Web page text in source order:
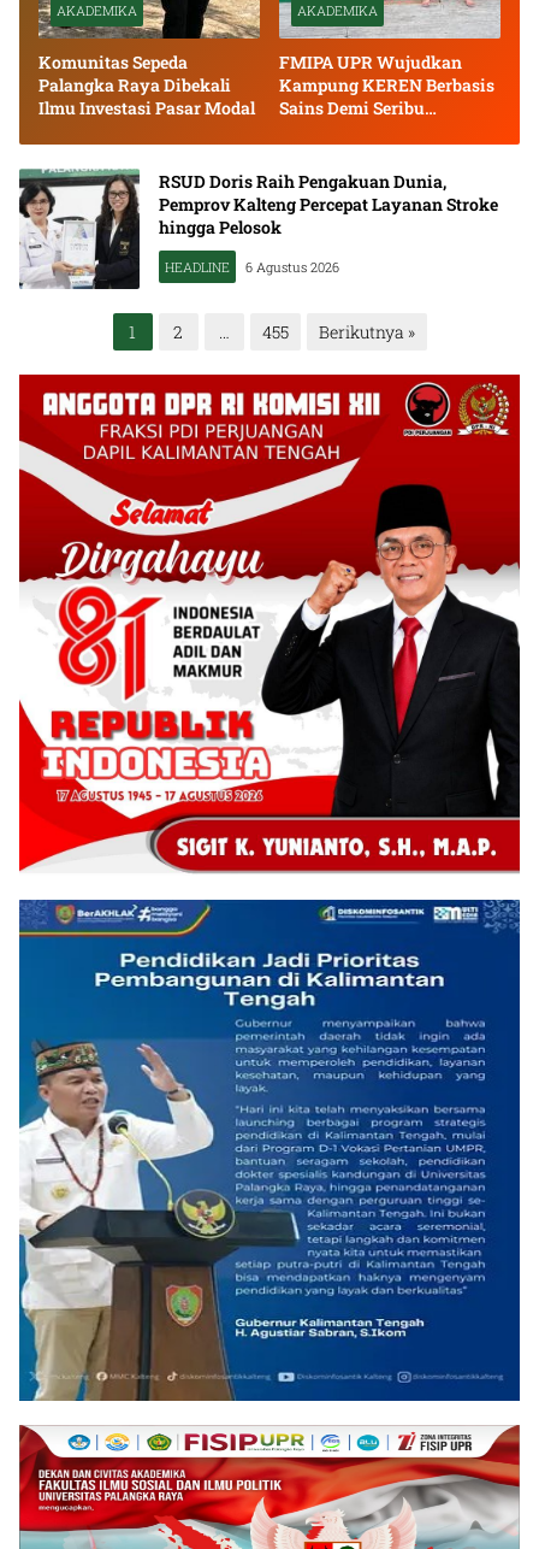
AKADEMIKA
Komunitas Sepeda
Palangka Raya Dibekali
Ilmu Investasi Pasar Modal
AKADEMIKA
FMIPA UPR Wujudkan
Kampung KEREN Berbasis
Sains Demi Seribu
RSUD Doris Raih Pengakuan Dunia,
Pemprov Kalteng Percepat Layanan Stroke
hingga Pelosok
HEADLINE 6 Agustus 2026
pos
1 2 … 455 Berikutnya »